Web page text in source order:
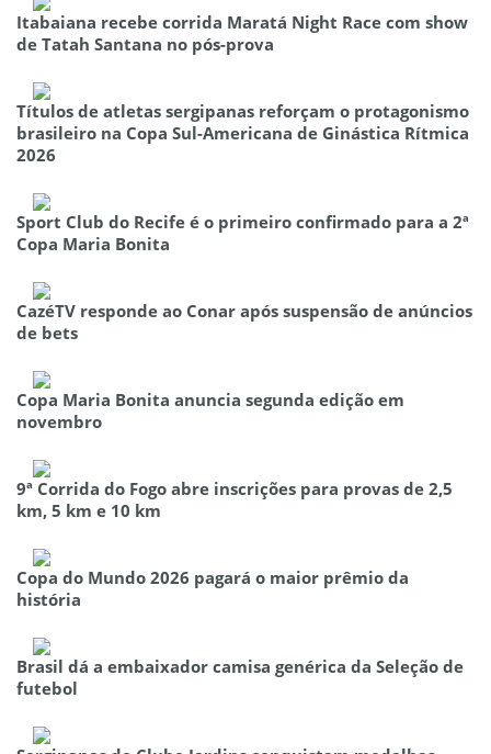
Itabaiana recebe corrida Maratá Night Race com show
de Tatah Santana no pós-prova
Títulos de atletas sergipanas reforçam o protagonismo
brasileiro na Copa Sul-Americana de Ginástica Rítmica
2026
Sport Club do Recife é o primeiro confirmado para a 2ª
Copa Maria Bonita
CazéTV responde ao Conar após suspensão de anúncios
de bets
Copa Maria Bonita anuncia segunda edição em
novembro
9ª Corrida do Fogo abre inscrições para provas de 2,5
km, 5 km e 10 km
Copa do Mundo 2026 pagará o maior prêmio da
história
Brasil dá a embaixador camisa genérica da Seleção de
futebol